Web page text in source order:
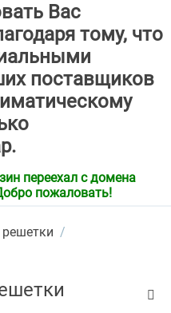
Вас
тому, что
поставщиков
переехал с домена
пожаловать!
/